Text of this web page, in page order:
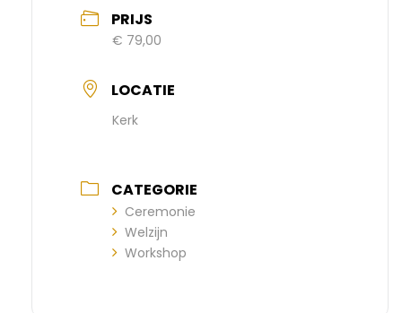
PRIJS
€ 79,00
LOCATIE
Kerk
CATEGORIE
Ceremonie
Welzijn
Workshop